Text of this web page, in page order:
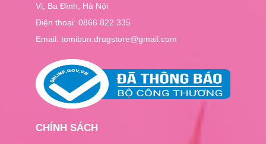
Vị, Ba Đình, Hà Nội
Điện thoại: 0866 822 335
Email: tomibun.drugstore@gmail.com
CHÍNH SÁCH